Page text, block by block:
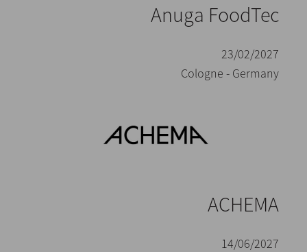
Anuga FoodTec
23/02/2027
Cologne - Germany
ACHEMA
14/06/2027